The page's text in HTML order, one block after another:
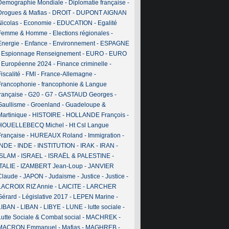
Mondiale - Diplomatie française -
& Mafias- DROIT- DUPONT AIGNAN
- Economie - EDUCATION - Egalité
& Homme - Elections régionales-
- Enfance - Environnement- ESPAGNE
Espionnage Renseignement- EURO- EURO
Européenne 2024- Finance criminelle -
- FMI - France-Allemagne -
- francophonie & Langue
- G20- G7 - GASTAUD Georges-
- Groenland - Guadeloupe &
- HISTOIRE- HOLLANDE François-
Michel - Ht Csl Langue
- HUREAUX Roland - Immigration -
- INDE- INSTITUTION - IRAK- IRAN -
- ISRAEL- ISRAËL & PALESTINE-
- IZAMBERT Jean-Loup- JANVIER
- JAPON - Judaisme - Justice - Justice -
RIZ Annie - LAICITE- LARCHER
- Législative 2017 - LEPEN Marine -
- LIBAN - LIBYE- LUNE- lutte sociale -
Sociale & Combat social - MACHREK-
Emmanuel - Mafias- MAGHREB-